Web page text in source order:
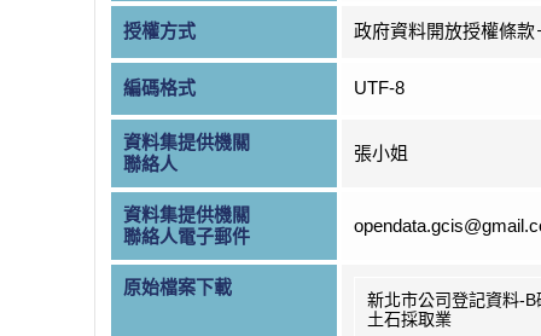
授權方式 政府資料開放授權條款
編碼格式 UTF-8
資料集提供機關
聯絡人
張小姐
資料集提供機關
聯絡人電子郵件
原始檔案下載
新北市公司登記資料-B
土石採取業